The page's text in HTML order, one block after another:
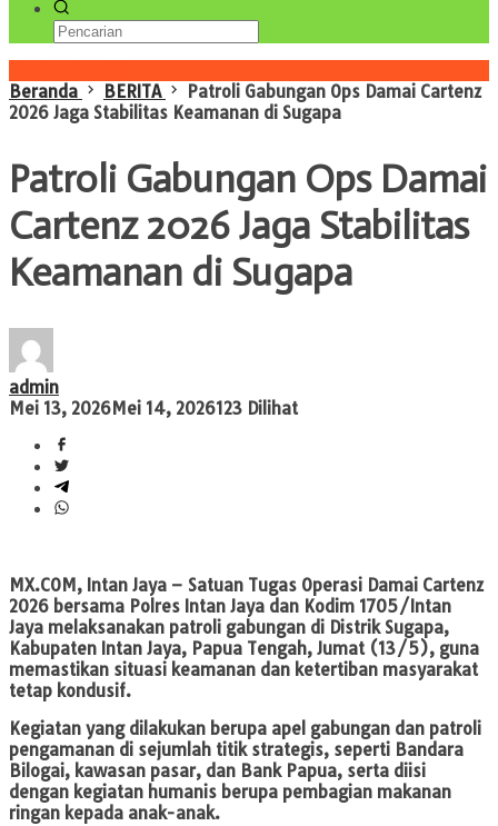
Beranda
BERITA
Patroli Gabungan Ops Damai Cartenz
2026 Jaga Stabilitas Keamanan di Sugapa
Patroli Gabungan Ops Damai
Cartenz 2026 Jaga Stabilitas
Keamanan di Sugapa
admin
Mei 13, 2026Mei 14, 2026123 Dilihat
MX.COM, Intan Jaya – Satuan Tugas Operasi Damai Cartenz
2026 bersama Polres Intan Jaya dan Kodim 1705/Intan
Jaya melaksanakan patroli gabungan di Distrik Sugapa,
Kabupaten Intan Jaya, Papua Tengah, Jumat (13/5), guna
memastikan situasi keamanan dan ketertiban masyarakat
tetap kondusif.
Kegiatan yang dilakukan berupa apel gabungan dan patroli
pengamanan di sejumlah titik strategis, seperti Bandara
Bilogai, kawasan pasar, dan Bank Papua, serta diisi
dengan kegiatan humanis berupa pembagian makanan
ringan kepada anak-anak.